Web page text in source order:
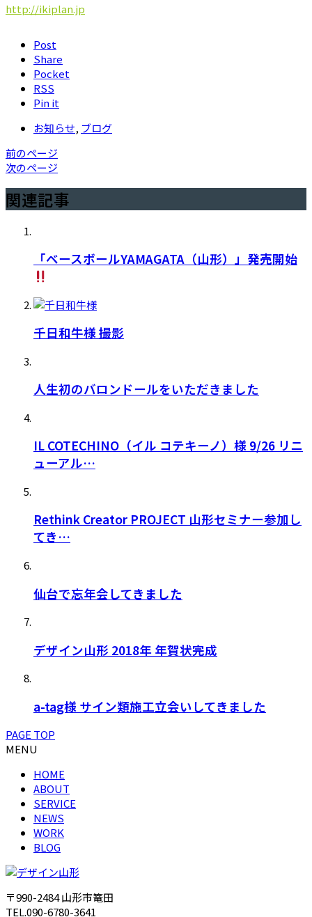
http://ikiplan.jp
Post
Share
Pocket
RSS
Pin it
お知らせ, ブログ
前のページ
次のページ
関連記事
「ベースボールYAMAGATA（山形）」発売開始
千日和牛様 撮影
人生初のバロンドールをいただきました
IL COTECHINO（イル コテキーノ）様 9/26 リニ
ューアル…
Rethink Creator PROJECT 山形セミナー参加し
てき…
仙台で忘年会してきました
デザイン山形 2018年 年賀状完成
a-tag様 サイン類施工立会いしてきました
PAGE TOP
MENU
HOME
ABOUT
SERVICE
NEWS
WORK
BLOG
〒990-2484 山形市篭田
TEL.090-6780-3641